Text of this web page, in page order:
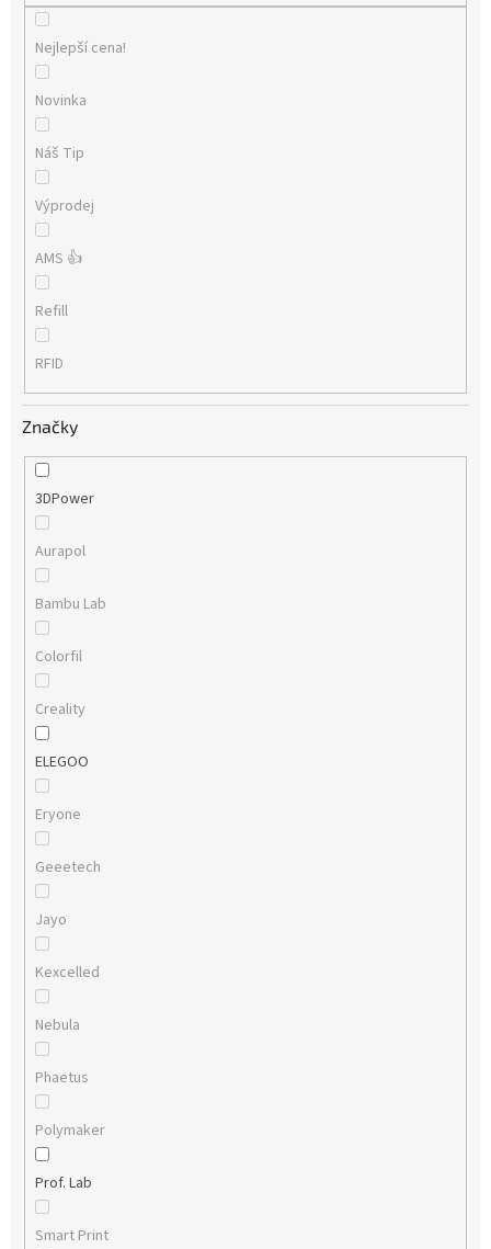
Nejlepší cena!
Novinka
Náš Tip
Výprodej
AMS 👍
Refill
RFID
Značky
3DPower
Aurapol
Bambu Lab
Colorfil
Creality
ELEGOO
Eryone
Geeetech
Jayo
Kexcelled
Nebula
Phaetus
Polymaker
Prof. Lab
Smart Print